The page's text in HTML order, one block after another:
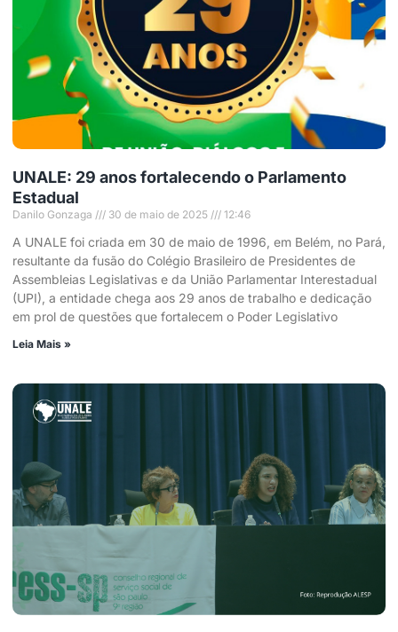
UNALE: 29 anos fortalecendo o Parlamento
Estadual
Danilo Gonzaga 30 de maio de 2025 12:46
A UNALE foi criada em 30 de maio de 1996, em Belém, no Pará,
resultante da fusão do Colégio Brasileiro de Presidentes de
Assembleias Legislativas e da União Parlamentar Interestadual
(UPI), a entidade chega aos 29 anos de trabalho e dedicação
em prol de questões que fortalecem o Poder Legislativo
Leia Mais »